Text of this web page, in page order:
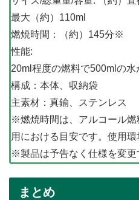
最大（約）110ml
燃焼時間：（約）145分※
性能:
20ml程度の燃料で500mlの水
構成：本体、収納袋
主素材：真鍮、ステンレス
※燃焼時間は、アルコール
用における目安です。使用環
※製品は予告なく仕様を変更
まとめ